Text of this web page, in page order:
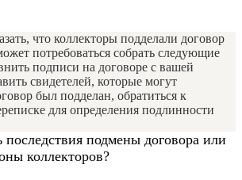
что коллекторы подделали договор
потребоваться собрать следующие
подписи на договоре с вашей
свидетелей, которые могут
был подделан, обратиться к
для определения подлинности
подмены договора или
коллекторов?